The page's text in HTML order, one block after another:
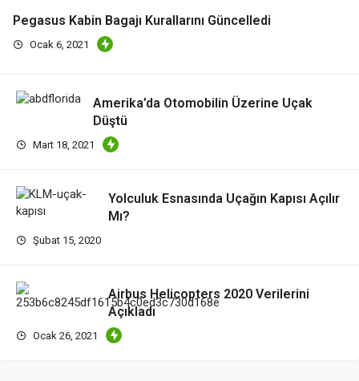
Pegasus Kabin Bagajı Kurallarını Güncelledi
Ocak 6, 2021
Amerika’da Otomobilin Üzerine Uçak
Düştü
Mart 18, 2021
Yolculuk Esnasında Uçağın Kapısı Açılır
Mı?
Şubat 15, 2020
Airbus Helicopters 2020 Verilerini
Açıkladı
Ocak 26, 2021